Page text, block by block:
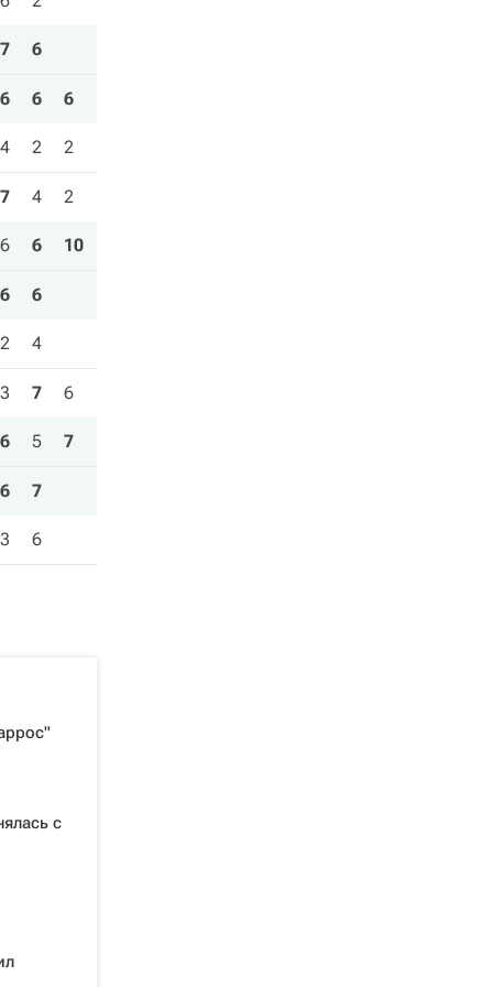
7 6
6 6 6
4 2 2
7 4 2
6 6 10
6 6
2 4
3 7 6
6 5 7
6 7
3 6
с